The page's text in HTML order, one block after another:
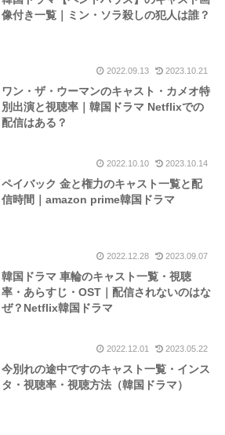
像付き一覧｜ミン・ソラ殺しの犯人は誰？
2022.09.13 2023.10.21
ワン・ザ・ウーマンのキャスト・カメオ特
別出演と視聴率｜韓国ドラマ Netflixでの
配信はある？
2022.10.10 2023.10.14
ペイバック 金と権力のキャスト一覧と配
信時間｜amazon prime韓国ドラマ
2022.12.28 2023.09.07
韓国ドラマ 車輪のキャスト一覧・視聴
率・あらすじ・OST｜配信されないのはな
ぜ？Netflix韓国ドラマ
2022.12.01 2023.05.22
今別れの途中ですのキャスト一覧・インス
タ・視聴率・視聴方法（韓国ドラマ）